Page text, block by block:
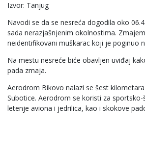
Izvor: Tanjug
Navodi se da se nesreća dogodila oko
sada nerazjašnjenim okolnostima.
neidentifikovani muškarac koji je poginuo
Na mestu nesreće biće obavljen uviđaj
pada zmaja.
Aerodrom Bikovo nalazi se šest
Subotice. Aerodrom se koristi za
letenje aviona i jedrilica, kao i skokove